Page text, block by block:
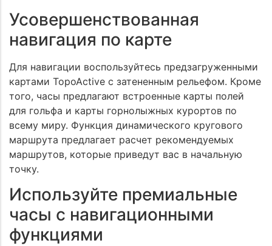
Усовершенствованная
навигация по карте
Для навигации воспользуйтесь предзагруженными
картами TopoActive с затененным рельефом. Кроме
того, часы предлагают встроенные карты полей
для гольфа и карты горнолыжных курортов по
всему миру. Функция динамического кругового
маршрута предлагает расчет рекомендуемых
маршрутов, которые приведут вас в начальную
точку.
Используйте премиальные
часы с навигационными
функциями